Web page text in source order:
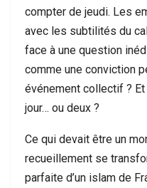
compter de jeudi. Les
avec les subtilités du
face à une question
comme une conviction
événement collectif ?
jour… ou deux ?
Ce qui devait être un
recueillement se
parfaite d’un islam de